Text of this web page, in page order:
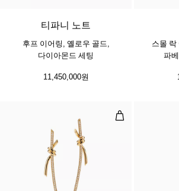
티파니 노트
후프 이어링, 옐로우 골드,
다이아몬드 세팅
11,450,000원
스몰 락
파
드롭 이어링,